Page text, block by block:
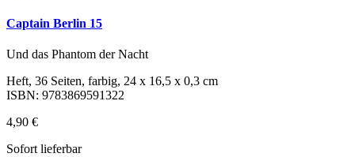
Captain Berlin 15
Und das Phantom der Nacht
Heft, 36 Seiten, farbig, 24 x 16,5 x 0,3 cm
ISBN: 9783869591322
4,90 €
Sofort lieferbar